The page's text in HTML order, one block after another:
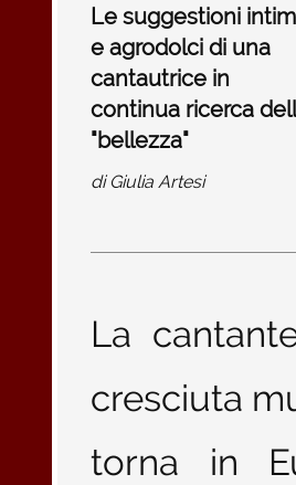
Le suggestioni
e agrodolci di una
cantautrice in
continua ricerca
"bellezza"
di Giulia Artesi
La
cresciuta
torna in